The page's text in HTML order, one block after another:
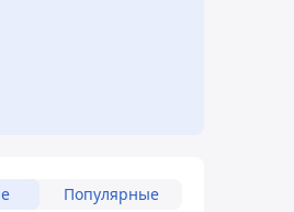
Популярные